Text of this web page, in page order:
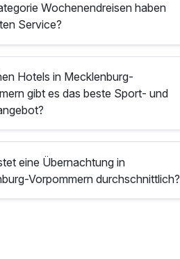
Wochenendreisen haben
Service?
Hotels in Mecklenburg-
gibt es das beste Sport- und
eine Übernachtung in
Vorpommern durchschnittlich?